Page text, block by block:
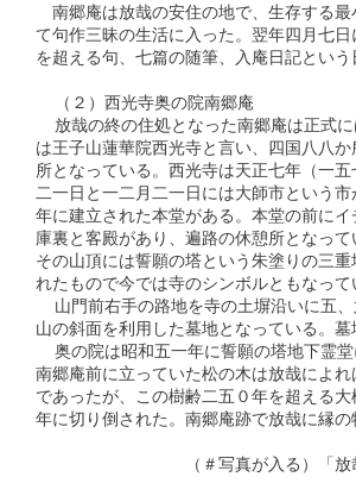
南郷庵は放哉の安住の地で、生存する
て句作三昧の生活に入った。翌年四月七
を超える句、七篇の随筆、入庵日記とい
  （２）西光寺奥の院南郷庵
放哉の終の住処となった南郷庵は正式
は王子山蓮華院西光寺と言い、四国八八
所となっている。西光寺は天正七年（一
二一日と一二月二一日には大師市という
年に建立された本堂がある。本堂の前に
庫裏と客殿があり、遍路の休憩所となっ
その山頂には誓願の塔という朱塗りの三
れたもので今では寺のシンボルともなって
山門前右手の路地を寺の土塀沿いに五
山の斜面を利用した墓地となっている。
奥の院は昭和五一年に誓願の塔地下霊
南郷庵前に立っていた松の木は放哉によ
であったが、この樹齢二五０年を超える
年に切り倒された。南郷庵跡で放哉に縁
（＃写真が入る）「放哉貿